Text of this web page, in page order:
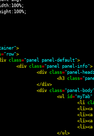
>
="row">
class="panel panel-default">
<div class="panel panel-info">
<div class="panel-
<h3 class=
</div>
<div class="panel-
<ul
id="myTab"
<li
<li><a
<li><a
<li><a
<li><a
</ul>